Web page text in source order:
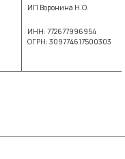
ИП Воронина Н.О.
ИНН: 772677996954
ОГРН: 309774617500303